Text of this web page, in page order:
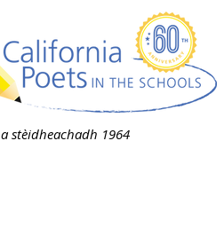
a stèidheachadh 1964